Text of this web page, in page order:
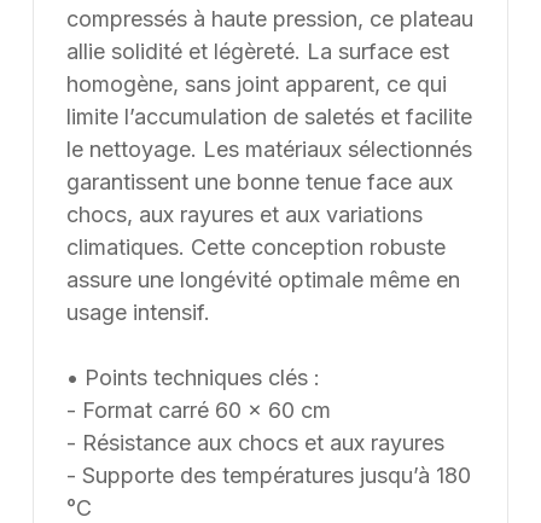
compressés à haute pression, ce plateau
allie solidité et légèreté. La surface est
homogène, sans joint apparent, ce qui
limite l’accumulation de saletés et facilite
le nettoyage. Les matériaux sélectionnés
garantissent une bonne tenue face aux
chocs, aux rayures et aux variations
climatiques. Cette conception robuste
assure une longévité optimale même en
usage intensif.
• Points techniques clés :
- Format carré 60 × 60 cm
- Résistance aux chocs et aux rayures
- Supporte des températures jusqu’à 180
°C